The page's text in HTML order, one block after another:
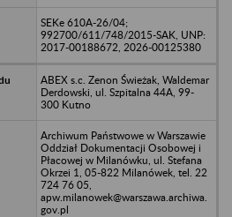
SEKe 610A-26/04;
992700/611/748/2015-SAK, UNP:
2017-00188672, 2026-00125380
ABEX s.c. Zenon Świeżak, Waldemar
Derdowski, ul. Szpitalna 44A, 99-
300 Kutno
Archiwum Państwowe w Warszawie
Oddział Dokumentacji Osobowej i
Płacowej w Milanówku, ul. Stefana
Okrzei 1, 05-822 Milanówek, tel. 22
724 76 05,
apw.milanowek@warszawa.archiwa.
gov.pl